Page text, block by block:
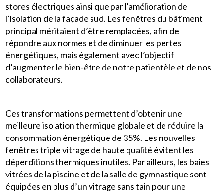
stores électriques ainsi que par l’amélioration de
l’isolation de la façade sud. Les fenêtres du bâtiment
principal méritaient d’être remplacées, afin de
répondre aux normes et de diminuer les pertes
énergétiques, mais également avec l’objectif
d’augmenter le bien-être de notre patientèle et de nos
collaborateurs.
Ces transformations permettent d’obtenir une
meilleure isolation thermique globale et de réduire la
consommation énergétique de 35%. Les nouvelles
fenêtres triple vitrage de haute qualité évitent les
déperditions thermiques inutiles. Par ailleurs, les baies
vitrées de la piscine et de la salle de gymnastique sont
équipées en plus d’un vitrage sans tain pour une